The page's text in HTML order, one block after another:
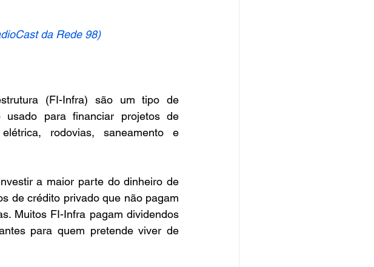
da Rede 98)
(FI-Infra) são um tipo de
para financiar projetos de
rodovias, saneamento e
a maior parte do dinheiro de
de crédito privado que não pagam
Muitos FI-Infra pagam dividendos
para quem pretende viver de